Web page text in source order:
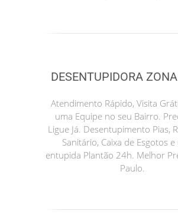
DESENTUPIDORA
Atendimento Rápido, Visita
uma Equipe no seu Bairro.
Ligue Já. Desentupimento Pias,
Sanitário, Caixa de Esgotos e
entupida Plantão 24h. Melhor
Paulo.